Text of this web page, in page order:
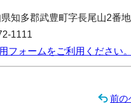
知多郡武豊町字長尾山2番地
1111
フォームをご利用ください
前の